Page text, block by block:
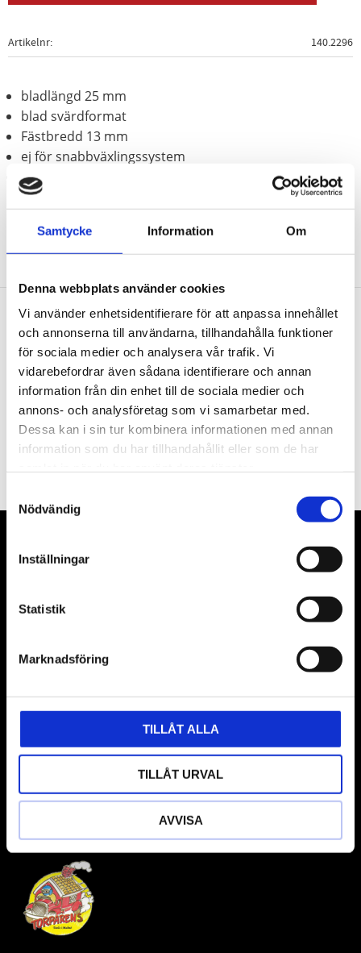
Samtycke Information Om
Denna webbplats använder cookies
Vi använder enhetsidentifierare för att anpassa innehållet
och annonserna till användarna, tillhandahålla funktioner
för sociala medier och analysera vår trafik. Vi
vidarebefordrar även sådana identifierare och annan
information från din enhet till de sociala medier och
annons- och analysföretag som vi samarbetar med.
Dessa kan i sin tur kombinera informationen med annan
information som du har tillhandahållit eller som de har
Nödvändig
Inställningar
Statistik
Marknadsföring
TILLÅT ALLA
TILLÅT URVAL
AVVISA
Artikelnr 140.2296
bladlängd 25 mm
blad svärdformat
Fästbredd 13 mm
ej för snabbväxlingssystem
Rostfritt stål
Nyhetsbrev
PRENUMERERA
& däckmaskiner och Master luftmaskiner. Kontakta oss
kunden.